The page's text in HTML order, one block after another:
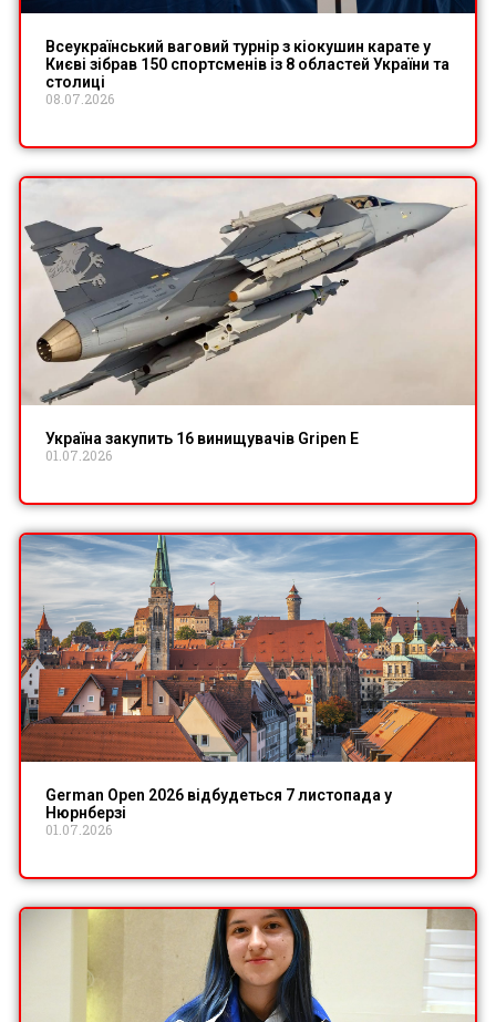
Всеукраїнський ваговий турнір з кіокушин карате у
Києві зібрав 150 спортсменів із 8 областей України та
столиці
08.07.2026
Україна закупить 16 винищувачів Gripen E
01.07.2026
German Open 2026 відбудеться 7 листопада у
Нюрнберзі
01.07.2026